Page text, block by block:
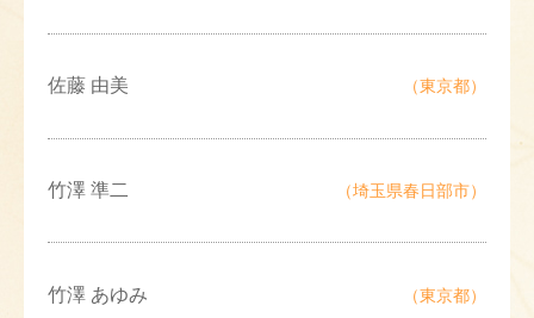
佐藤 由美 （東京都）
竹澤 準二 （埼玉県春日部市）
竹澤 あゆみ （東京都）